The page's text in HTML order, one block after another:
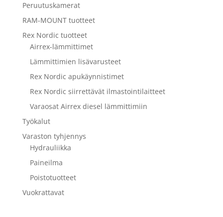
Peruutuskamerat
RAM-MOUNT tuotteet
Rex Nordic tuotteet
Airrex-lämmittimet
Lämmittimien lisävarusteet
Rex Nordic apukäynnistimet
Rex Nordic siirrettävät ilmastointilaitteet
Varaosat Airrex diesel lämmittimiin
Työkalut
Varaston tyhjennys
Hydrauliikka
Paineilma
Poistotuotteet
Vuokrattavat